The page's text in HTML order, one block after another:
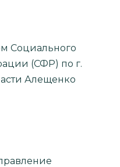
Социального
(СФР) по г.
Алещенко